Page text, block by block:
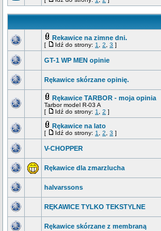
Rekawice na zimne dni.
[ Idź do strony: 1 2 3 ]
GT-1 WP MEN opinie
Rękawice skórzane opinię.
Rękawice TARBOR - moja opinia
Tarbor model R-03 A
[
Idź do strony: 1 2 ]
Rękawice na lato
[ Idź do strony: 1 2 3 ]
V-CHOPPER
Rękawice dla zmarzlucha
halvarssons
RĘKAWICE TYLKO TEKSTYLNE
Rękawice skórzane z membraną